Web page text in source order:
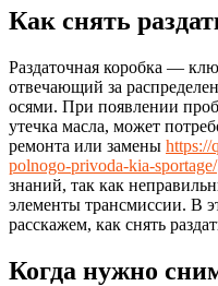
Как снять
Раздаточная коробка —
отвечающий за
осями. При появлении
утечка масла, может
ремонта или замены https://
polnogo-privoda-kia-sportage/
знаний, так как
элементы трансмиссии. В
расскажем, как снять
Когда нужно